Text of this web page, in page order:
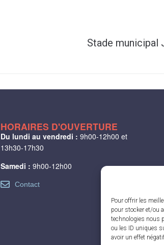
Pour offrir les
pour stocker et/ou
technologies nous
ou les ID uniques
avoir un effet
Stade municipal
HORAIRES D'OUVERTURE
Du lundi au vendredi : 9h00-12h00 et
13h30-17h30
Samedi : 9h00-12h00
Contact